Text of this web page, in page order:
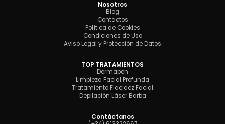
Nosotros
Blog
Contactos
Política de Cookies
Condiciones de Uso
Aviso Legal y Protección de Datos
TOP TRATAMIENTOS
Dermapen
Limpieza Facial Profunda
Tratamiento Flacidez Facial
Depilación Láser Barba
Contáctanos